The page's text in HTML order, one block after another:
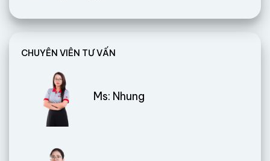
CHUYÊN VIÊN TƯ VẤN
Ms: Nhung